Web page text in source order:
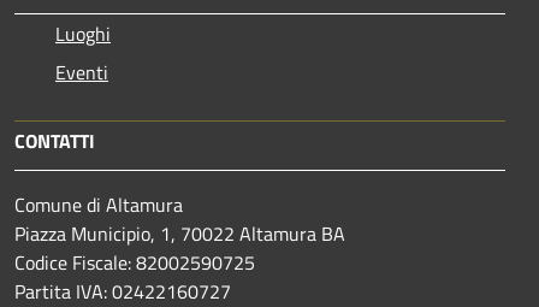
Luoghi
Eventi
CONTATTI
Comune di Altamura
Piazza Municipio, 1, 70022 Altamura BA
Codice Fiscale: 82002590725
Partita IVA: 02422160727